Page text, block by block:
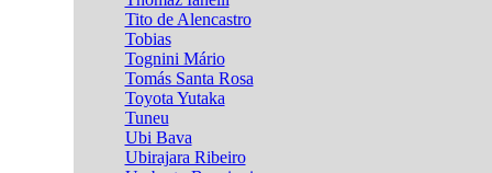
Tito de Alencastro
Tobias
Tognini Mário
Tomás Santa Rosa
Toyota Yutaka
Tuneu
Ubi Bava
Ubirajara Ribeiro